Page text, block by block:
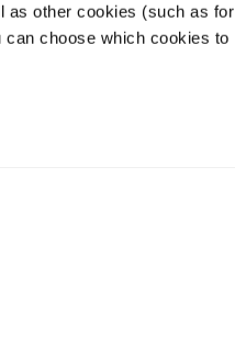
as other cookies (such as for
choose which cookies to